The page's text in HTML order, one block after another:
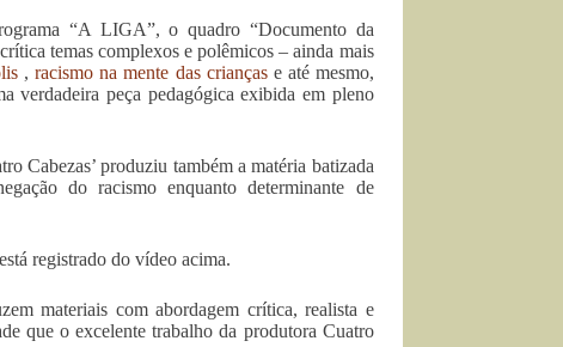
“A LIGA”, o quadro “Documento da
temas complexos e polêmicos – ainda mais
,racismo na mente das criançase até mesmo,
verdadeira peça pedagógica exibida em pleno
Cabezas’ produziu também a matéria batizada
do racismo enquanto determinante de
registrado do vídeo acima.
materiais com abordagem crítica, realista e
que o excelente trabalho da produtora Cuatro